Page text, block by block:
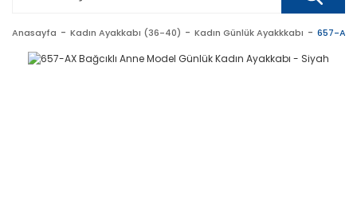
Anasayfa Kadın Ayakkabı (36-40) Kadın Günlük Ayakkkabı 657-AX